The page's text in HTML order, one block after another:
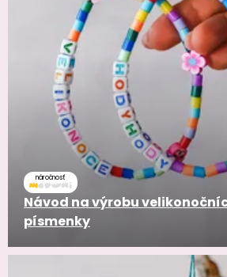
náročnosť
Návod na výrobu
písmenky